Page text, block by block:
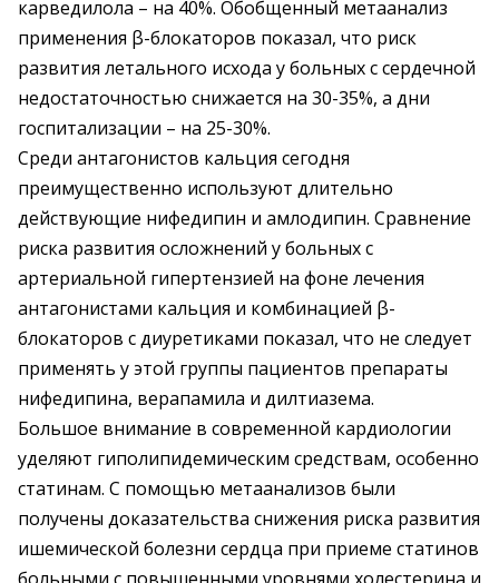
карведилола – на 40%. Обобщенный метаанализ
применения β-блокаторов показал, что риск
развития летального исхода у больных с сердечной
недостаточностью снижается на 30-35%, а дни
госпитализации – на 25-30%.
Среди антагонистов кальция сегодня
преимущественно используют длительно
действующие нифедипин и амлодипин. Сравнение
риска развития осложнений у больных с
артериальной гипертензией на фоне лечения
антагонистами кальция и комбинацией β-
блокаторов с диуретиками показал, что не следует
применять у этой группы пациентов препараты
нифедипина, верапамила и дилтиазема.
Большое внимание в современной кардиологии
уделяют гиполипидемическим средствам, особенно
статинам. С помощью метаанализов были
получены доказательства снижения риска развития
ишемической болезни сердца при приеме статинов